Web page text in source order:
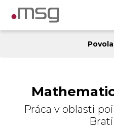
Práca v oblasti